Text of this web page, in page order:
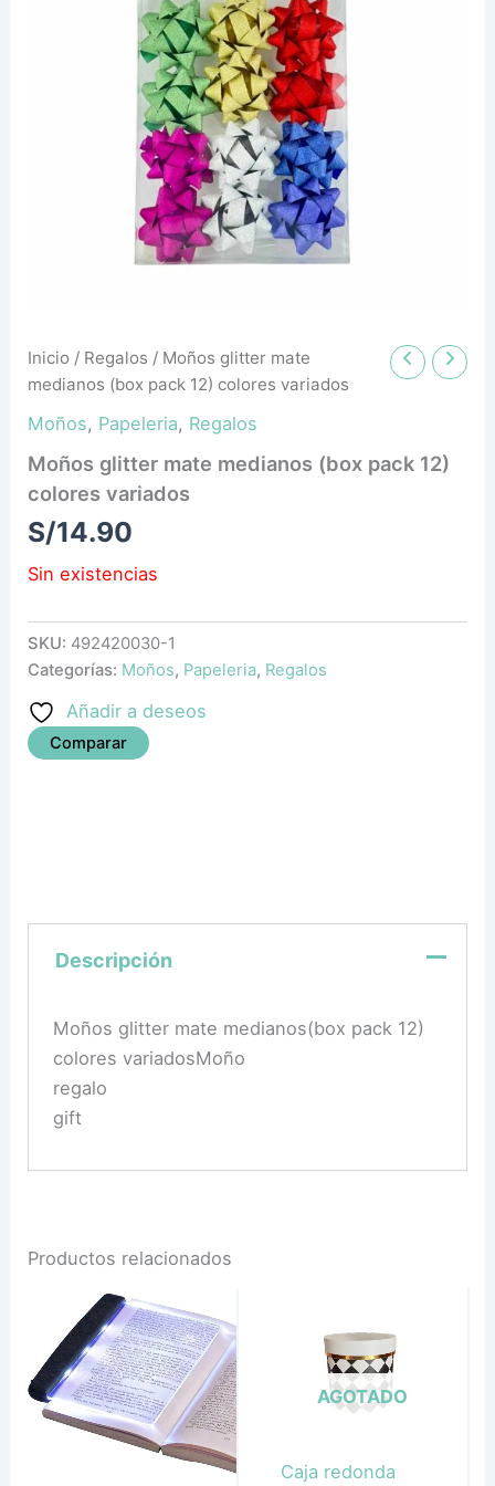
Inicio / Regalos / Moños glitter mate
medianos (box pack 12) colores variados
Moños, Papeleria, Regalos
Moños glitter mate medianos (box pack 12)
colores variados
S/14.90
Sin existencias
SKU: 492420030-1
Categorías: Moños, Papeleria, Regalos
Añadir a deseos
Comparar
Descripción
Moños glitter mate medianos(box pack 12)
colores variadosMoño
regalo
gift
Productos relacionados
AGOTADO
Caja redonda